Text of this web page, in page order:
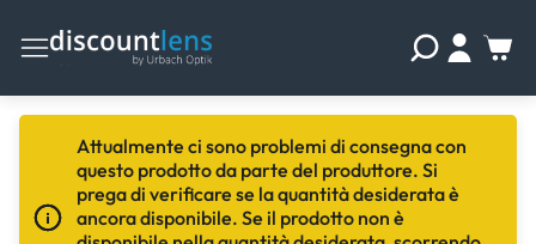
Attualmente ci sono problemi di consegna con
questo prodotto da parte del produttore. Si
prega di verificare se la quantità desiderata è
ancora disponibile. Se il prodotto non è